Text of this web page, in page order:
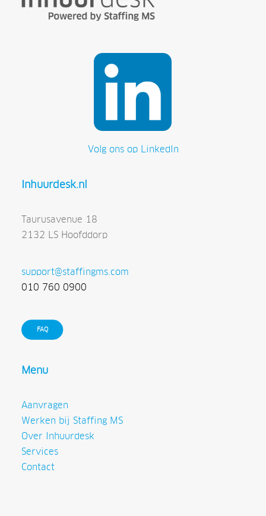
Volg ons op LinkedIn
Inhuurdesk.nl
Taurusavenue 18
2132 LS Hoofddorp
support@staffingms.com
010 760 0900
FAQ
Menu
Aanvragen
Werken bij Staffing MS
Over Inhuurdesk
Services
Contact